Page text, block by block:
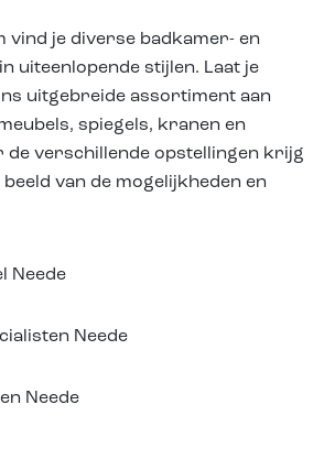
vind je diverse badkamer- en
uiteenlopende stijlen. Laat je
uitgebreide assortiment aan
spiegels, kranen en
de verschillende opstellingen krijg
van de mogelijkheden en